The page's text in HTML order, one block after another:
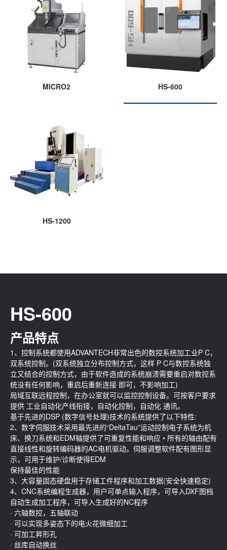
MICRO2 HS-600
HS-1200
HS-600
产品特点
1、控制系统都使用ADVANTECH非常出色的数控系统加工业P C，
双系统控制。(双系统独立分布控制方式，这样 P C与数控系统独
立又结合的控制方式，由于软件造成的系统崩溃需要重启对数控系
统没有任何影响，重启后重新连接 即可，不影响加工)
局域互联远程控制，在办公室就可以监控控制设备。可按客户要求
提供 工业自动化产线衔接，自动化控制，自动化 通讯。
基于先进的DSP (数字信号处理)技术的系统提供了以下特性:
2、数字伺服技术采用最先进的“DeltaTau”运动控制电子系统为机
床、换刀系统和EDM轴提供了可重复性能和响应 • 所有的轴由配有
直接线性和旋转编码器的AC电机驱动。伺服调整软件配有图形显
示，可用于维护/诊断使得EDM
保持最佳的性能
3、大容量固态硬盘用于存储工件程序和加工数据(安全快速稳定)
4、CNC系统编程生成器，用户可单点输入程序，可导入DXF图档
自动生成加工程序，可导入生成好的NC程序
· 六轴数控，五轴联动
· 可以实现多姿态下的电火花微细加工
· 可加工昇形孔
· 丝库自动换丝